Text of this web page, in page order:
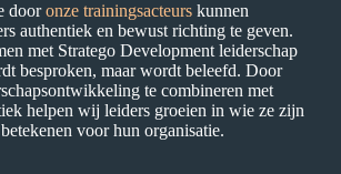
dooronze trainingsacteurskunnen
authentiek en bewust richting te geven.
met Stratego Development leiderschap
besproken, maar wordt beleefd. Door
te combineren met
helpen wij leiders groeien in wie ze zijn
voor hun organisatie.